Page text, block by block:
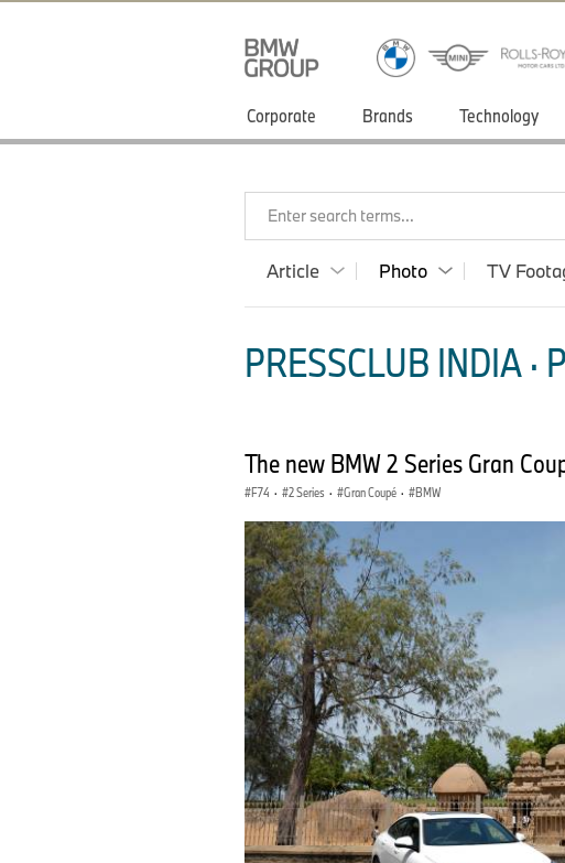
Corporate Brands Technology
Enter search terms...
Article Photo TV
PRESSCLUB INDIA ·
The new BMW 2 Series Gran
F74 · 2 Series · Gran Coupé · BMW